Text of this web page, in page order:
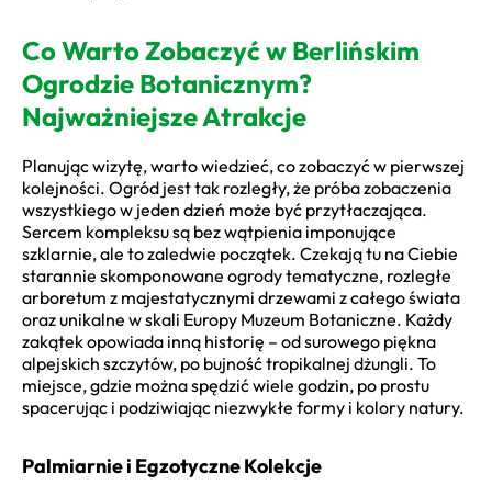
Co Warto Zobaczyć w Berlińskim
Ogrodzie Botanicznym?
Najważniejsze Atrakcje
Planując wizytę, warto wiedzieć, co zobaczyć w pierwszej
kolejności. Ogród jest tak rozległy, że próba zobaczenia
wszystkiego w jeden dzień może być przytłaczająca.
Sercem kompleksu są bez wątpienia imponujące
szklarnie, ale to zaledwie początek. Czekają tu na Ciebie
starannie skomponowane ogrody tematyczne, rozległe
arboretum z majestatycznymi drzewami z całego świata
oraz unikalne w skali Europy Muzeum Botaniczne. Każdy
zakątek opowiada inną historię – od surowego piękna
alpejskich szczytów, po bujność tropikalnej dżungli. To
miejsce, gdzie można spędzić wiele godzin, po prostu
spacerując i podziwiając niezwykłe formy i kolory natury.
Palmiarnie i Egzotyczne Kolekcje